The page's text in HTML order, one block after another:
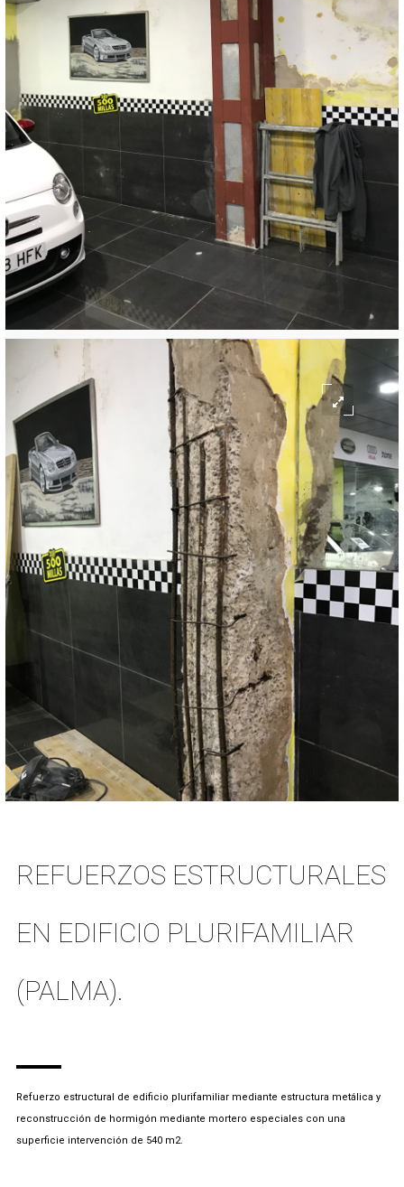
REFUERZOS ESTRUCTURALES
EN EDIFICIO PLURIFAMILIAR
(PALMA).
Refuerzo estructural de edificio plurifamiliar mediante estructura metálica y
reconstrucción de hormigón mediante mortero especiales con una
superficie intervención de 540 m2.